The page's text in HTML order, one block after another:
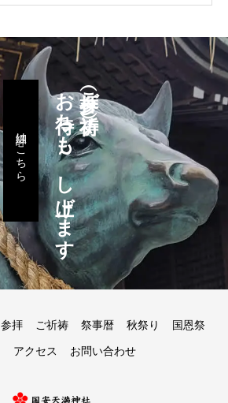
参拝（ご祈祷）
お待ちも～し上げます
詳細はこちら
参拝 ご祈祷 祭事暦 秋祭り 国恩祭
アクセス お問い合わせ